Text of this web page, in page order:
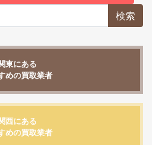
検索
東にある
めの買取業者
西にある
めの買取業者